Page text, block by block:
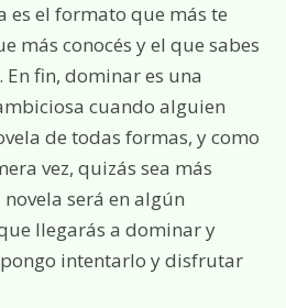
es el formato que más te
más conocés y el que sabes
fin, dominar es una
cuando alguien
de todas formas, y como
vez, quizás sea más
será en algún
llegarás a dominar y
intentarlo y disfrutar